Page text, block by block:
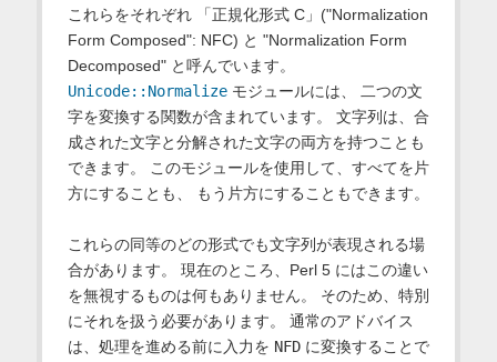
これらをそれぞれ 「正規化形式 C」("Normalization
Form Composed": NFC) と "Normalization Form
Decomposed" と呼んでいます。
Unicode::Normalizeモジュールには、 二つの文
字を変換する関数が含まれています。 文字列は、合
成された文字と分解された文字の両方を持つことも
できます。 このモジュールを使用して、すべてを片
方にすることも、 もう片方にすることもできます。
これらの同等のどの形式でも文字列が表現される場
合があります。 現在のところ、Perl 5 にはこの違い
を無視するものは何もありません。 そのため、特別
にそれを扱う必要があります。 通常のアドバイス
は、処理を進める前に入力を NFDに変換することで